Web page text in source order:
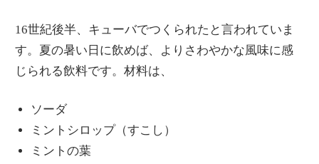
16世紀後半、キューバでつくられたと言われていま
す。夏の暑い日に飲めば、よりさわやかな風味に感
じられる飲料です。材料は、
ソーダ
ミントシロップ（すこし）
ミントの葉